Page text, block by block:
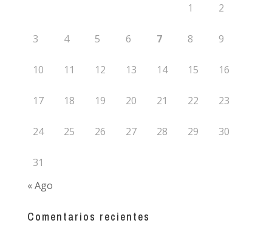
1 2
3 4 5 6 7 8 9
10 11 12 13 14 15 16
17 18 19 20 21 22 23
24 25 26 27 28 29 30
31
« Ago
Comentarios recientes